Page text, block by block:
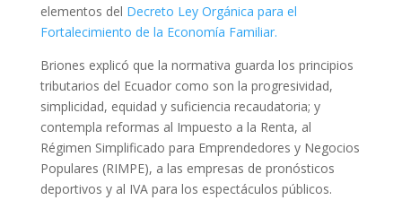
elementos del Decreto Ley Orgánica para el
Fortalecimiento de la Economía Familiar.
Briones explicó que la normativa guarda los principios
tributarios del Ecuador como son la progresividad,
simplicidad, equidad y suficiencia recaudatoria; y
contempla reformas al Impuesto a la Renta, al
Régimen Simplificado para Emprendedores y Negocios
Populares (RIMPE), a las empresas de pronósticos
deportivos y al IVA para los espectáculos públicos.